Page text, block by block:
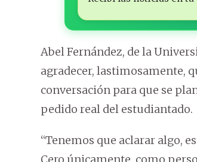
Abel Fernández, de la
agradecer, lastimosamente,
conversación para que se
pedido real del estudiantado.
“Tenemos que aclarar algo,